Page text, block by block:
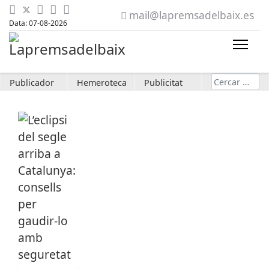
Data: 07-08-2026
mail@lapremsadelbaix.es
Publicador Hemeroteca Publicitat Cerca